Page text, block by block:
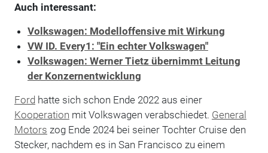
Auch interessant:
Volkswagen: Modelloffensive mit Wirkung
VW ID. Every1: "Ein echter Volkswagen"
Volkswagen: Werner Tietz übernimmt Leitung
der Konzernentwicklung
Ford hatte sich schon Ende 2022 aus einer
Kooperation mit Volkswagen verabschiedet. General
Motors zog Ende 2024 bei seiner Tochter Cruise den
Stecker, nachdem es in San Francisco zu einem